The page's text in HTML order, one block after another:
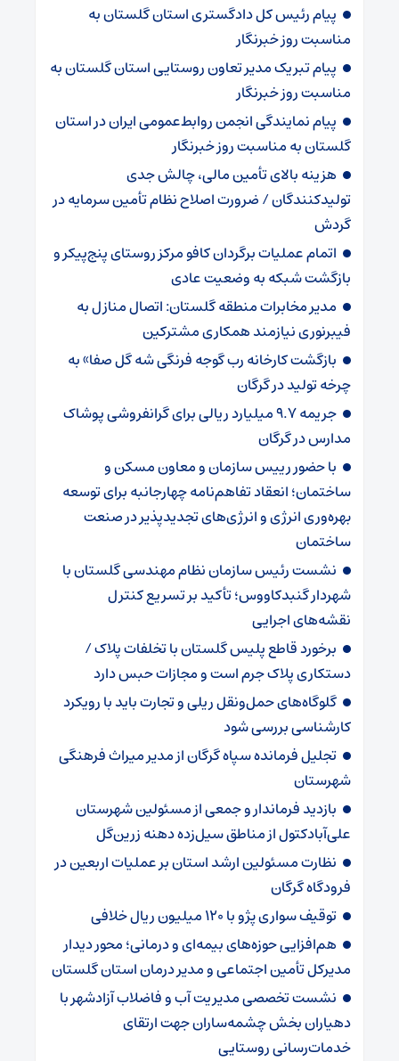
پیام رئیس کل دادگستری استان گلستان به
مناسبت روز خبرنگار
پیام تبریک مدیر تعاون روستایی استان گلستان به
مناسبت روز خبرنگار
پیام نمایندگی انجمن روابط‌عمومی ایران در استان
گلستان به مناسبت روز خبرنگار
هزینه بالای تأمین مالی، چالش جدی
تولیدکنندگان / ضرورت اصلاح نظام تأمین سرمایه در
گردش
اتمام عملیات برگردان کافو مرکز روستای پنج‌پیکر و
بازگشت شبکه به وضعیت عادی
مدیر مخابرات منطقه گلستان: اتصال منازل به
فیبرنوری نیازمند همکاری مشترکین
بازگشت کارخانه رب گوجه فرنگی شه گل صفا» به
چرخه تولید در گرگان
جریمه ۹.۷ میلیارد ریالی برای گرانفروشی پوشاک
مدارس در گرگان
با حضور رییس سازمان و معاون مسکن و
ساختمان؛ انعقاد تفاهم‌نامه چهارجانبه برای توسعه
بهره‌وری انرژی و انرژی‌های تجدیدپذیر در صنعت
ساختمان
نشست رئیس سازمان نظام مهندسی گلستان با
شهردار گنبدکاووس؛ تأکید بر تسریع کنترل
نقشه‌های اجرایی
برخورد قاطع پلیس گلستان با تخلفات پلاک /
دستکاری پلاک جرم است و مجازات حبس دارد
گلوگاه‌های حمل‌ونقل ریلی و تجارت باید با رویکرد
کارشناسی بررسی شود
تجلیل فرمانده سپاه گرگان از مدیر میراث فرهنگی
شهرستان
بازدید فرماندار و جمعی از مسئولین شهرستان
علی‌آبادکتول از مناطق سیل‌زده دهنه زرین‌گل
نظارت مسئولین ارشد استان بر عملیات اربعین در
فرودگاه گرگان
توقیف سواری پژو با ۱۲۰ میلیون ریال خلافی
هم‌افزایی حوزه‌های بیمه‌ای و درمانی؛ محور دیدار
مدیرکل تأمین اجتماعی و مدیر درمان استان گلستان
نشست تخصصی مدیریت آب و فاضلاب آزادشهر با
دهیاران بخش چشمه‌ساران جهت ارتقای
خدمات‌رسانی روستایی